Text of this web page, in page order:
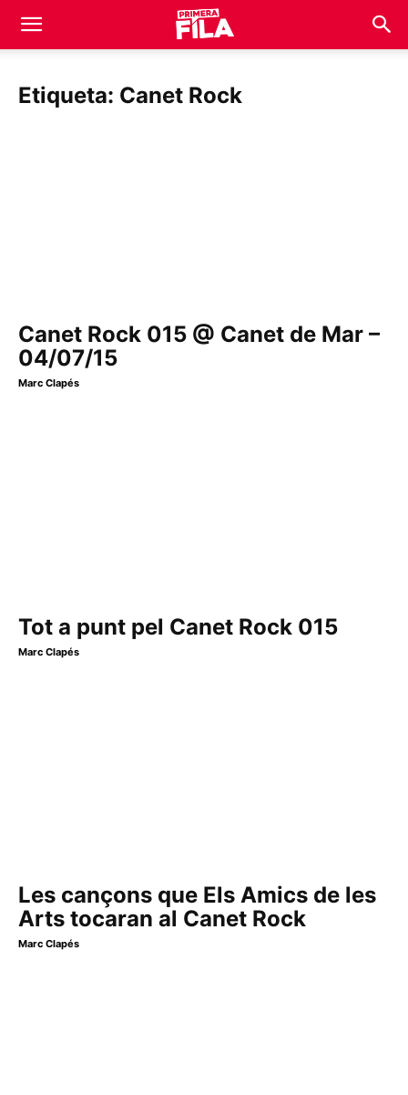
Etiqueta: Canet Rock
Canet Rock 015 @ Canet de Mar –
04/07/15
Marc Clapés
Tot a punt pel Canet Rock 015
Marc Clapés
Les cançons que Els Amics de les
Arts tocaran al Canet Rock
Marc Clapés